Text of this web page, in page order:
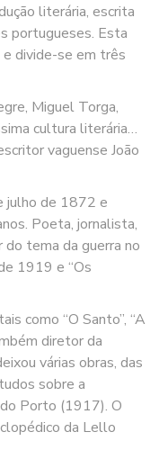
literária, escrita
portugueses. Esta
e divide-se em três
Miguel Torga,
cultura literária…
vaguense João
julho de 1872 e
Poeta, jornalista,
tema da guerra no
1919 e “Os
como “O Santo”, “A
diretor da
várias obras, das
sobre a
Porto (1917). O
da Lello